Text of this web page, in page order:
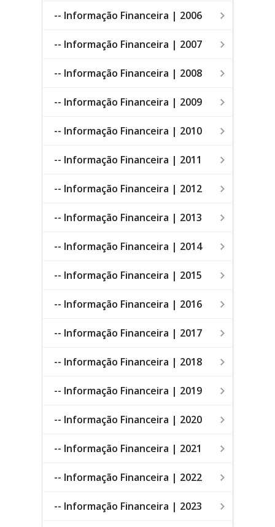
-- Informação Financeira | 2006
-- Informação Financeira | 2007
-- Informação Financeira | 2008
-- Informação Financeira | 2009
-- Informação Financeira | 2010
-- Informação Financeira | 2011
-- Informação Financeira | 2012
-- Informação Financeira | 2013
-- Informação Financeira | 2014
-- Informação Financeira | 2015
-- Informação Financeira | 2016
-- Informação Financeira | 2017
-- Informação Financeira | 2018
-- Informação Financeira | 2019
-- Informação Financeira | 2020
-- Informação Financeira | 2021
-- Informação Financeira | 2022
-- Informação Financeira | 2023